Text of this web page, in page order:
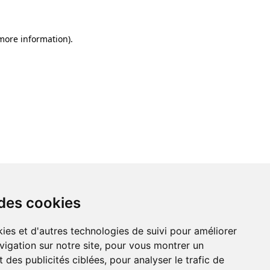
cookies
et d'autres technologies de suivi pour améliorer
sur notre site, pour vous montrer un
des publicités ciblées, pour analyser le trafic de
information).